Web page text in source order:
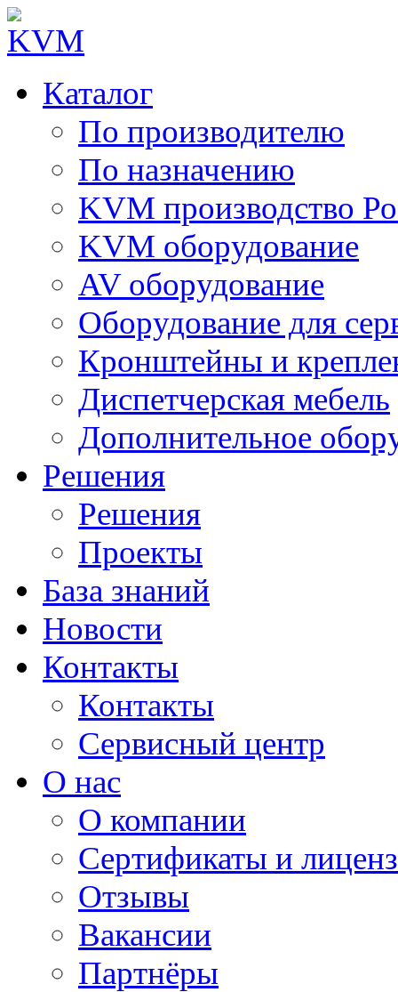
Каталог
По производителю
По назначению
KVM производство
KVM оборудование
AV оборудование
Оборудование для
Кронштейны и
Диспетчерская мебель
Дополнительное
Решения
Решения
Проекты
База знаний
Новости
Контакты
Контакты
Сервисный центр
О нас
О компании
Сертификаты и
Отзывы
Вакансии
Партнёры